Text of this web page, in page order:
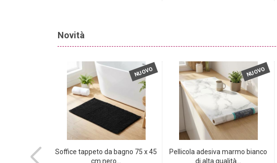
Novità
11 / spina
NUOVO
Soffice tappeto da bagno 75 x 45
cm nero...
NUOVO
Pellicola adesiva marmo bianco
di alta qualità...